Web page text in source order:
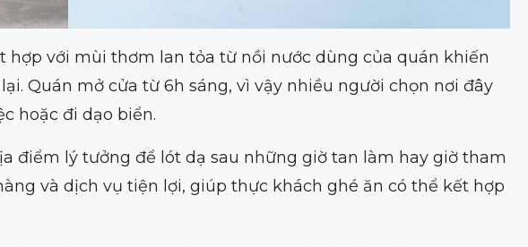
với mùi thơm lan tỏa từ nồi nước dùng của quán khiến
Quán mở cửa từ 6h sáng, vì vậy nhiều người chọn nơi đây
hoặc đi dạo biển.
điểm lý tưởng để lót dạ sau những giờ tan làm hay giờ tham
và dịch vụ tiện lợi, giúp thực khách ghé ăn có thể kết hợp